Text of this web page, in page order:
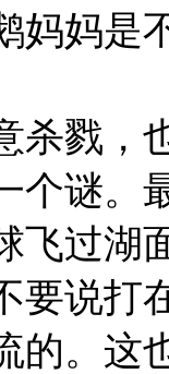
妈妈是
杀戮
个谜。
飞过湖
要说打
的。这